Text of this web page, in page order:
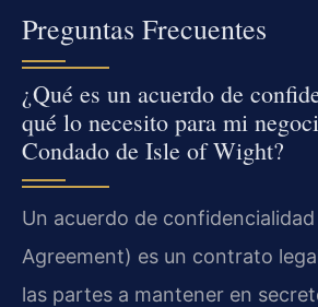
Preguntas Frecuentes
¿Qué es un acuerdo de
qué lo necesito para mi
Condado de Isle of Wight?
Un acuerdo de
Agreement) es un contrato
las partes a mantener en